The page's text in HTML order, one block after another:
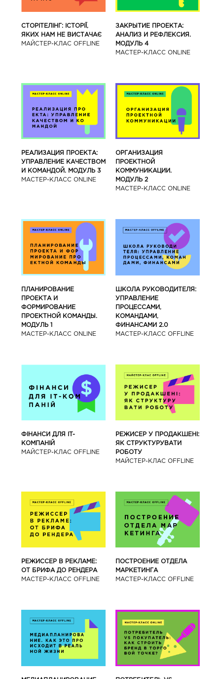
СТОРІТЕЛІНГ: ІСТОРІЇ,
ЯКИХ НАМ НЕ ВИСТАЧАЄ
МАЙСТЕР-КЛАС OFFLINE
ЗАКРЫТИЕ ПРОЕКТА:
АНАЛИЗ И РЕФЛЕКСИЯ.
МОДУЛЬ 4
МАСТЕР-КЛАСС ONLINE
РЕАЛИЗАЦИЯ ПРОЕКТА:
УПРАВЛЕНИЕ КАЧЕСТВОМ
И КОМАНДОЙ. МОДУЛЬ 3
МАСТЕР-КЛАСС ONLINE
ОРГАНИЗАЦИЯ
ПРОЕКТНОЙ
КОММУНИКАЦИИ.
МОДУЛЬ 2
МАСТЕР-КЛАСС ONLINE
ПЛАНИРОВАНИЕ
ПРОЕКТА И
ФОРМИРОВАНИЕ
ПРОЕКТНОЙ КОМАНДЫ.
МОДУЛЬ 1
МАСТЕР-КЛАСС ONLINE
ШКОЛА РУКОВОДИТЕЛЯ:
УПРАВЛЕНИЕ
ПРОЦЕССАМИ,
КОМАНДАМИ,
ФИНАНСАМИ 2.0
МАСТЕР-КЛАСС OFFLINE
ФІНАНСИ ДЛЯ IT-
КОМПАНІЙ
МАЙСТЕР-КЛАС OFFLINE
РЕЖИСЕР У ПРОДАКШЕНІ:
ЯК СТРУКТУРУВАТИ
РОБОТУ
МАЙСТЕР-КЛАС OFFLINE
РЕЖИССЕР В РЕКЛАМЕ:
ОТ БРИФА ДО РЕНДЕРА
МАСТЕР-КЛАСС OFFLINE
ПОСТРОЕНИЕ ОТДЕЛА
МАРКЕТИНГА
МАСТЕР-КЛАСС OFFLINE